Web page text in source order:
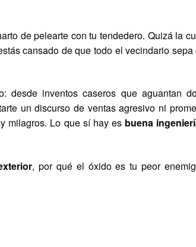
de pelearte con tu tendedero. Quizá la
cansado de que todo el vecindario
desde inventos caseros que aguantan
un discurso de ventas agresivo ni
milagros. Lo que sí hay es buena
, por qué el óxido es tu peor